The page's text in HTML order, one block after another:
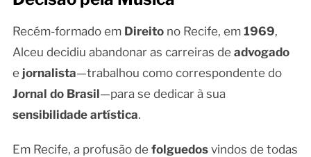
Recém-formado em Direitono Recife, em 1969,
Alceu decidiu abandonar as carreiras de advogado
e jornalista—trabalhou como correspondente do
Jornal do Brasil—para se dedicar à sua
sensibilidade artística.
Em Recife, a profusão de folguedosvindos de todas